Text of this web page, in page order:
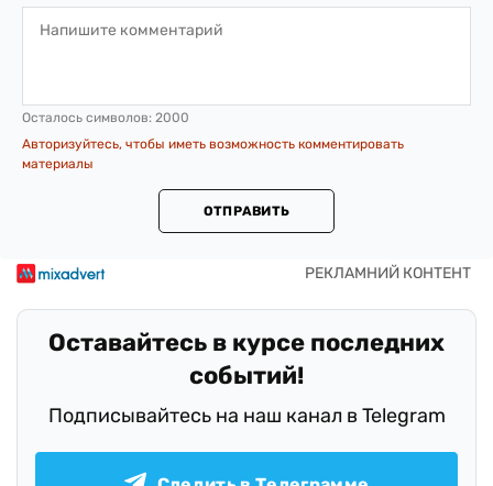
Осталось символов: 2000
Авторизуйтесь, чтобы иметь возможность комментировать
материалы
ОТПРАВИТЬ
Оставайтесь в курсе последних
событий!
Подписывайтесь на наш канал в Telegram